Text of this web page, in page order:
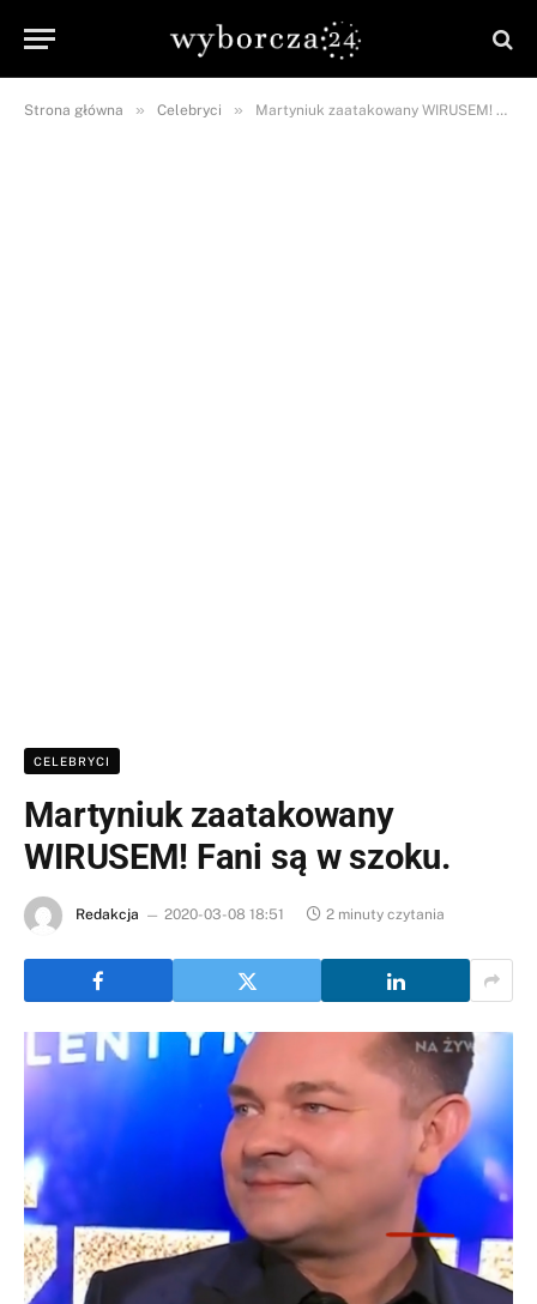
Strona główna » Celebryci » Martyniuk zaatakowany WIRUSEM! Fani są w szoku.
CELEBRYCI
Martyniuk zaatakowany
WIRUSEM! Fani są w szoku.
Redakcja 2020-03-08 18:51 2 minuty czytania